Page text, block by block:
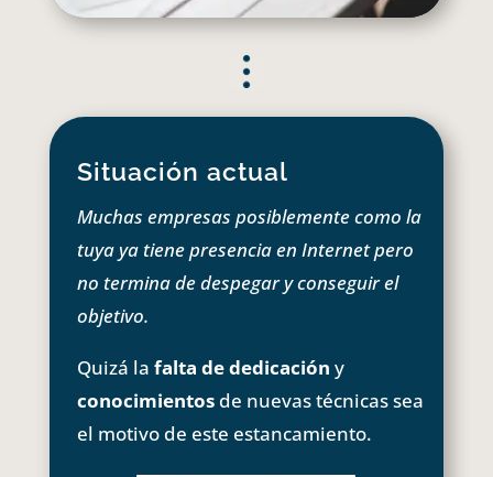
Situación actual
Muchas empresas posiblemente como la
tuya ya tiene presencia en Internet pero
no termina de despegar y conseguir el
objetivo.
Quizá la falta de dedicación y
conocimientosde nuevas técnicas sea
el motivo de este estancamiento.